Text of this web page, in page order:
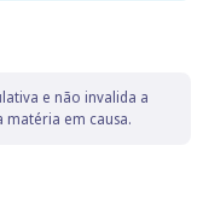
e não invalida a
em causa.